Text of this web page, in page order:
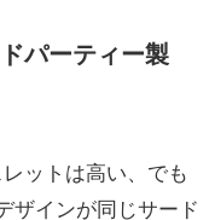
パーティー製
ットは高い、でも
ザインが同じサード